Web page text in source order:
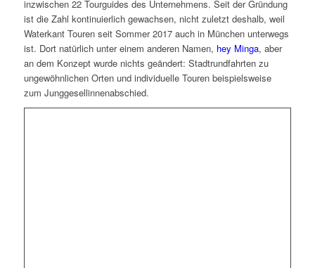
inzwischen 22 Tourguides des Unternehmens. Seit der Gründung
ist die Zahl kontinuierlich gewachsen, nicht zuletzt deshalb, weil
Waterkant Touren seit Sommer 2017 auch in München unterwegs
ist. Dort natürlich unter einem anderen Namen, hey Minga, aber
an dem Konzept wurde nichts geändert: Stadtrundfahrten zu
ungewöhnlichen Orten und individuelle Touren beispielsweise
zum Junggesellinnenabschied.